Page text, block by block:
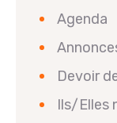
Agenda
Devoir
Ils/Elles